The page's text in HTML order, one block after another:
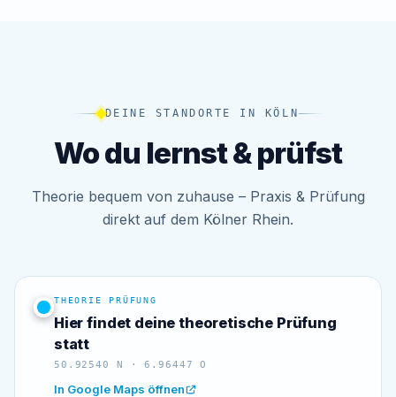
DEINE STANDORTE IN KÖLN
Wo du lernst & prüfst
Theorie bequem von zuhause – Praxis & Prüfung
direkt auf dem Kölner Rhein.
THEORIE PRÜFUNG
Hier findet deine theoretische Prüfung
statt
50.92540 N · 6.96447 O
In Google Maps öffnen